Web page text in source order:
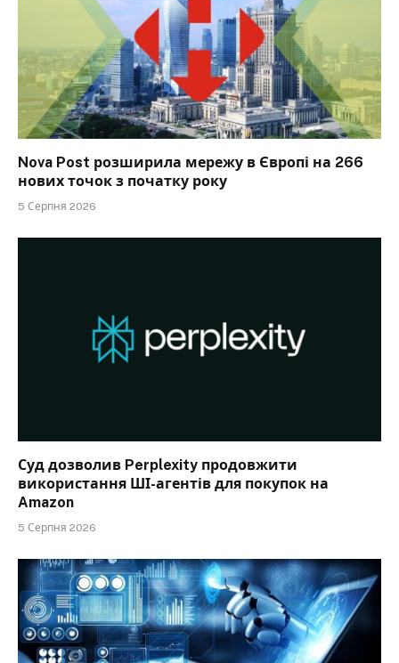
Nova Post розширила мережу в Європі на 266
нових точок з початку року
5 Серпня 2026
Суд дозволив Perplexity продовжити
використання ШІ-агентів для покупок на
Amazon
5 Серпня 2026